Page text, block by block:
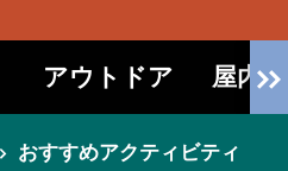
アウトドア 屋内
おすすめアクティビティ